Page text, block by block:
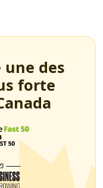
une des
forte